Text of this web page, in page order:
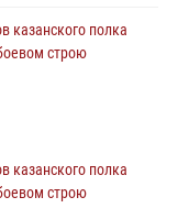
казанского полка
строю
в окружном этапе
казанского полка
строю